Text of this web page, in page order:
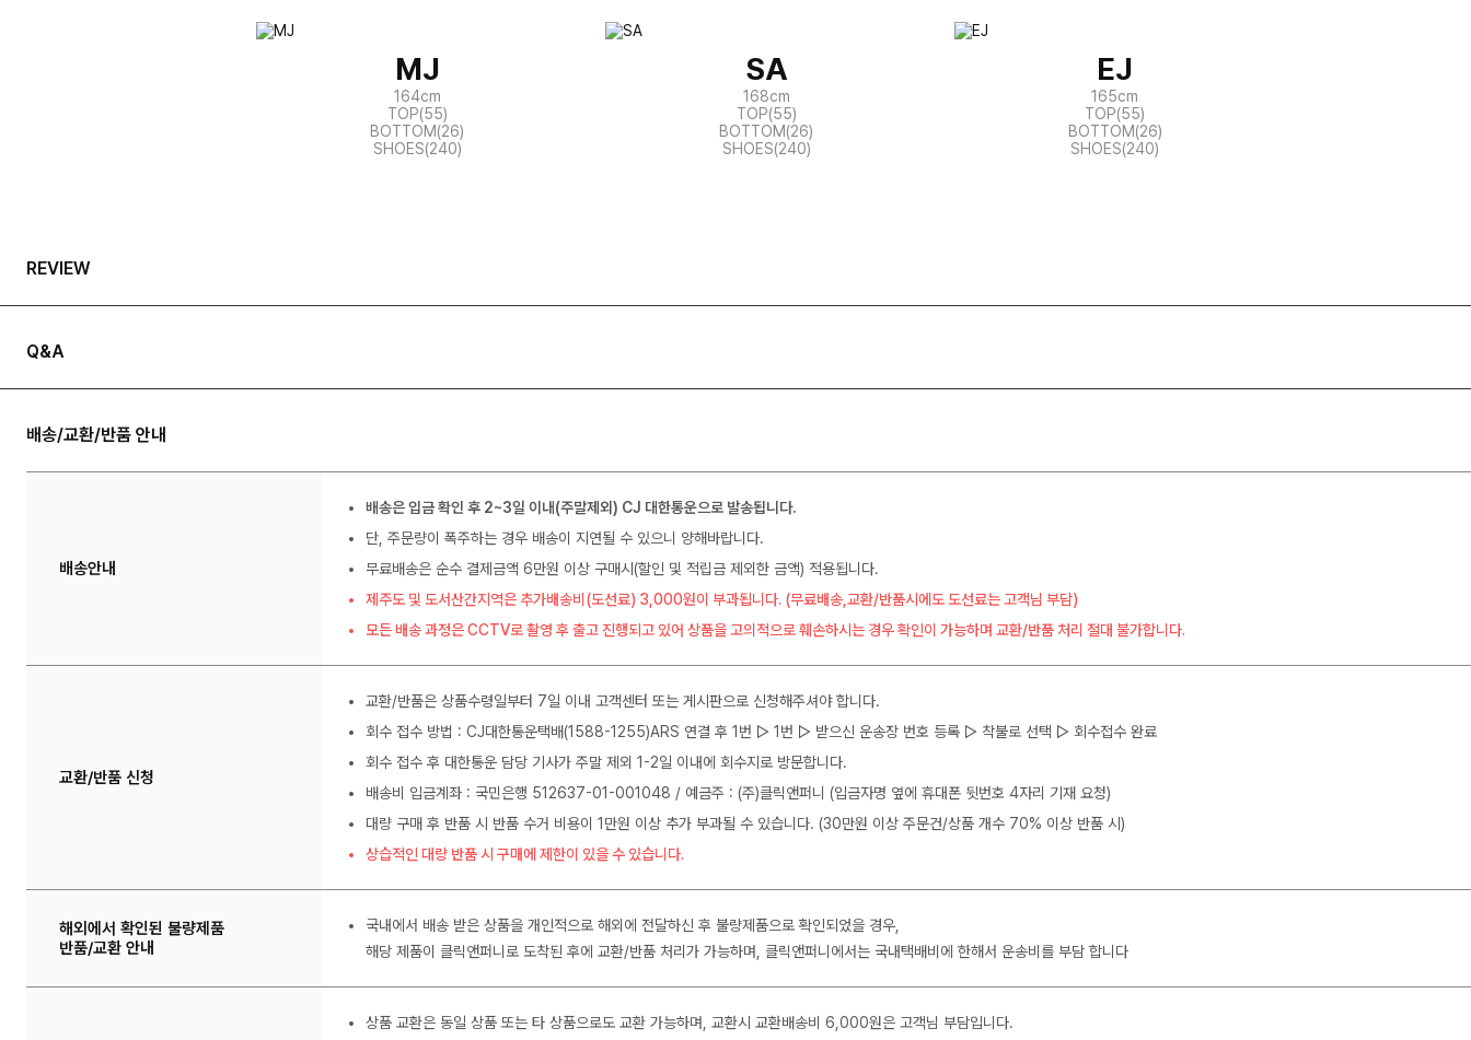
MJ
164cm
TOP(55)
BOTTOM(26)
SHOES(240)
SA
168cm
TOP(55)
BOTTOM(26)
SHOES(240)
EJ
165cm
TOP(55)
BOTTOM(26)
SHOES(240)
REVIEW
Q&A
배송/교환/반품 안내
배송안내
배송은 입금 확인 후 2~3일 이내(주말제외) CJ 대한통운으로 발송됩니다.
단, 주문량이 폭주하는 경우 배송이 지연될 수 있으니 양해바랍니다.
무료배송은 순수 결제금액 6만원 이상 구매시(할인 및 적립금 제외한 금액) 적용됩니다.
제주도 및 도서산간지역은 추가배송비(도선료) 3,000원이 부과됩니다. (무료배송,교환/반품시에도 도선료는 고객님 부담)
모든 배송 과정은 CCTV로 촬영 후 출고 진행되고 있어 상품을 고의적으로 훼손하시는 경우 확인이 가능하며 교환/반품 처리 절대 불가합니다.
교환/반품 신청
교환/반품은 상품수령일부터 7일 이내 고객센터 또는 게시판으로 신청해주셔야 합니다.
회수 접수 방법 : CJ대한통운택배(1588-1255)ARS 연결 후 1번 ▷ 1번 ▷ 받으신 운송장 번호 등록 ▷ 착불로 선택 ▷ 회수접수 완료
회수 접수 후 대한통운 담당 기사가 주말 제외 1-2일 이내에 회수지로 방문합니다.
배송비 입금계좌 : 국민은행 512637-01-001048 / 예금주 : (주)클릭앤퍼니 (입금자명 옆에 휴대폰 뒷번호 4자리 기재 요청)
대량 구매 후 반품 시 반품 수거 비용이 1만원 이상 추가 부과될 수 있습니다. (30만원 이상 주문건/상품 개수 70% 이상 반품 시)
상습적인 대량 반품 시 구매에 제한이 있을 수 있습니다.
해외에서 확인된 불량제품
반품/교환 안내
국내에서 배송 받은 상품을 개인적으로 해외에 전달하신 후 불량제품으로 확인되었을 경우,
해당 제품이 클릭앤퍼니로 도착된 후에 교환/반품 처리가 가능하며, 클릭앤퍼니에서는 국내택배비에 한해서 운송비를 부담 합니다
상품 교환은 동일 상품 또는 타 상품으로도 교환 가능하며, 교환시 교환배송비 6,000원은 고객님 부담입니다.